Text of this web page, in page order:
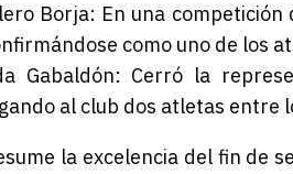
Borja: En una competición
como uno de los
Gabaldón: Cerró la
al club dos atletas entre
la excelencia del fin de